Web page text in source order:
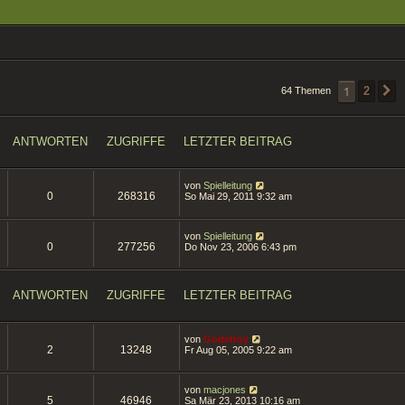
64 Themen 1 2
ANTWORTEN ZUGRIFFE LETZTER BEITRAG
0 268316
von Spielleitung
So Mai 29, 2011 9:32 am
0 277256
von Spielleitung
Do Nov 23, 2006 6:43 pm
ANTWORTEN ZUGRIFFE LETZTER BEITRAG
2 13248
von Godefroy
Fr Aug 05, 2005 9:22 am
5 46946
von macjones
Sa Mär 23, 2013 10:16 am